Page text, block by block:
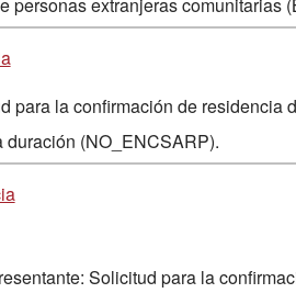
para la confirmación de residencia
(NO_ENCSARP).
Solicitud para la